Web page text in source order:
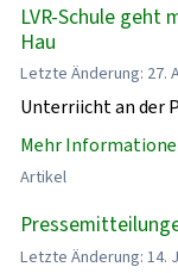
LVR-Schule geht
Hau
Letzte Änderung: 27.
Unterriicht an der
Mehr
Artikel
Letzte Änderung: 14.